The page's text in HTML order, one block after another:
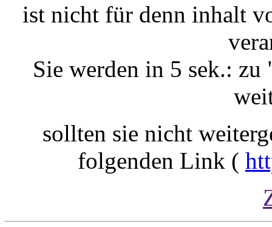
ist nicht für denn inhalt
Sie werden in 5 sek.: zu
sollten sie nicht
folgenden Link (